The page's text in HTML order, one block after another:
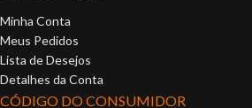
Minha Conta
Meus Pedidos
Lista de Desejos
Detalhes da Conta
CÓDIGO DO CONSUMIDOR